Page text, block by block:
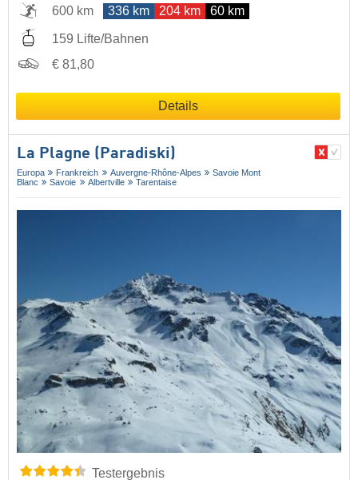
600 km
336 km 204 km 60 km
159 Lifte/Bahnen
€ 81,80
Details
La Plagne (Paradiski)
Europa Frankreich Auvergne-Rhône-Alpes
Savoie Mont
Blanc
Savoie Albertville Tarentaise
Testergebnis